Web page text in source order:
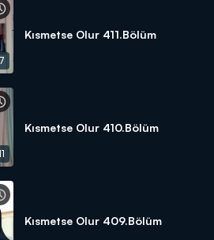
Kısmetse Olur 411.Bölüm
Kısmetse Olur 410.Bölüm
Kısmetse Olur 409.Bölüm